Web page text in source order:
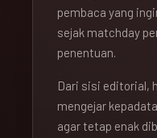
pembaca yang
sejak matchday
penentuan.
Dari sisi editorial,
mengejar
agar tetap enak